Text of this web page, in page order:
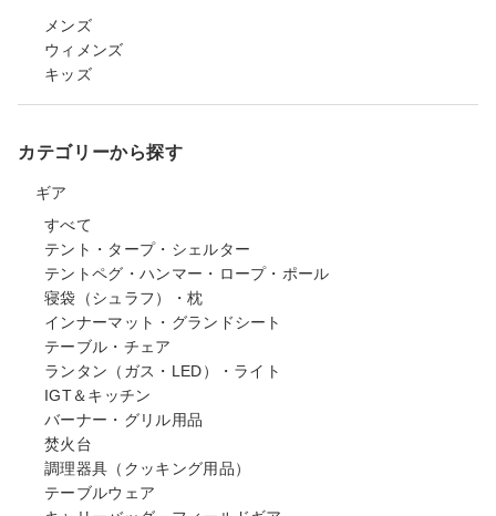
メンズ
ウィメンズ
キッズ
カテゴリーから探す
ギア
すべて
テント・タープ・シェルター
テントペグ・ハンマー・ロープ・ポール
寝袋（シュラフ）・枕
インナーマット・グランドシート
テーブル・チェア
ランタン（ガス・LED）・ライト
IGT＆キッチン
バーナー・グリル用品
焚火台
調理器具（クッキング用品）
テーブルウェア